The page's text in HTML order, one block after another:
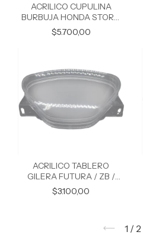
ACRILICO CUPULINA
BURBUJA HONDA STORM
125
$5.700,00
ACRILICO TABLERO
GILERA FUTURA / ZB /
CORVEN MIRAGE
$3.100,00
1 / 2